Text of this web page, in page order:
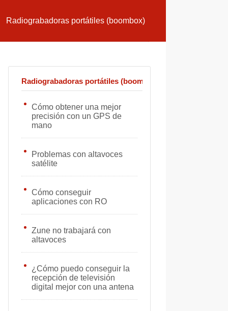
Radiograbadoras portátiles (boombox)
Radiograbadoras portátiles (boombox)
Cómo obtener una mejor
precisión con un GPS de
mano
Problemas con altavoces
satélite
Cómo conseguir
aplicaciones con RO
Zune no trabajará con
altavoces
¿Cómo puedo conseguir la
recepción de televisión
digital mejor con una antena